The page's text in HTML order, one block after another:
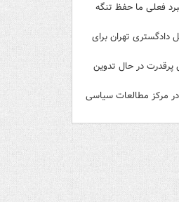
فعلی ما حفظ تنگه
تهران برای
در حال تدوین
مرکز مطالعات سیاسی